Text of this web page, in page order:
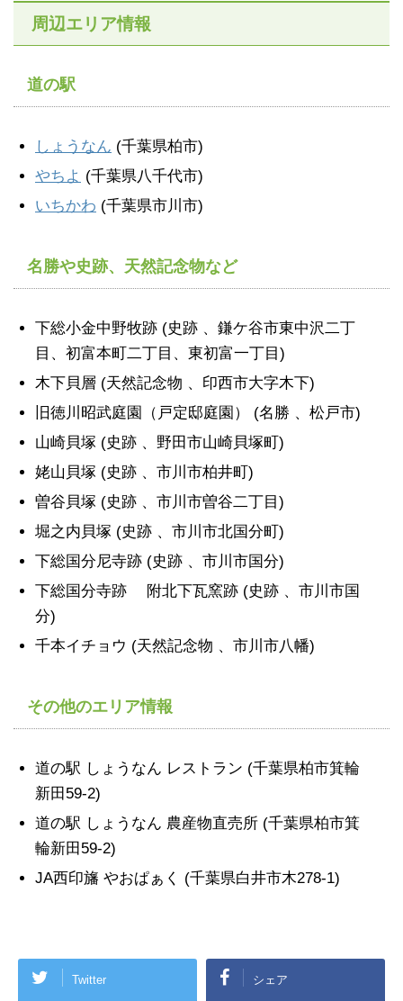
周辺エリア情報
道の駅
しょうなん (千葉県柏市)
やちよ (千葉県八千代市)
いちかわ (千葉県市川市)
名勝や史跡、天然記念物など
下総小金中野牧跡 (史跡 、鎌ケ谷市東中沢二丁
目、初富本町二丁目、東初富一丁目)
木下貝層 (天然記念物 、印西市大字木下)
旧徳川昭武庭園（戸定邸庭園） (名勝 、松戸市)
山崎貝塚 (史跡 、野田市山崎貝塚町)
姥山貝塚 (史跡 、市川市柏井町)
曽谷貝塚 (史跡 、市川市曽谷二丁目)
堀之内貝塚 (史跡 、市川市北国分町)
下総国分尼寺跡 (史跡 、市川市国分)
下総国分寺跡 附北下瓦窯跡 (史跡 、市川市国
分)
千本イチョウ (天然記念物 、市川市八幡)
その他のエリア情報
道の駅 しょうなん レストラン (千葉県柏市箕輪
新田59-2)
道の駅 しょうなん 農産物直売所 (千葉県柏市箕
輪新田59-2)
JA西印旛 やおぱぁく (千葉県白井市木278-1)
Twitter シェア